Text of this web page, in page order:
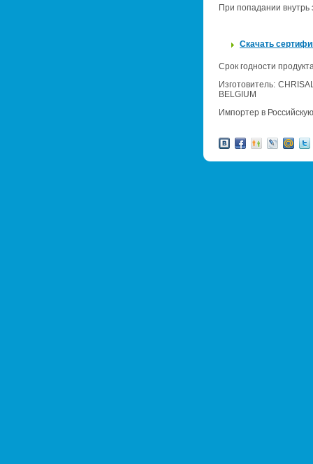
При по­па­да­нии
Ска­чать
Срок год­но­сти
Из­го­то­ви­тель:
BELGIUM
Им­пор­тер в